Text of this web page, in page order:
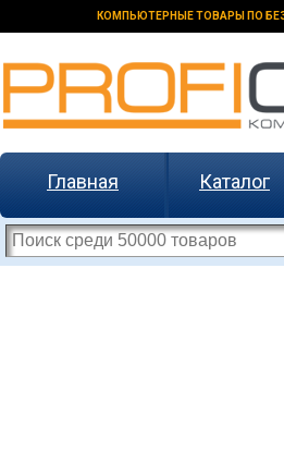
КОМПЬЮТЕРНЫЕ ТОВАРЫ ПО
Главная Каталог